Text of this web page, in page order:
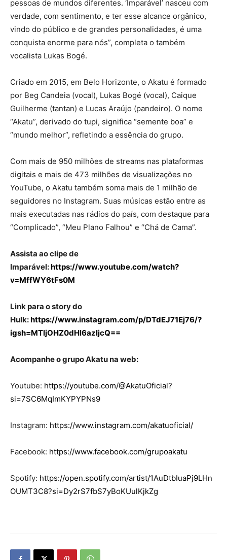
pessoas de mundos diferentes. ‘Imparável’ nasceu com
verdade, com sentimento, e ter esse alcance orgânico,
vindo do público e de grandes personalidades, é uma
conquista enorme para nós”, completa o também
vocalista Lukas Bogé.
Criado em 2015, em Belo Horizonte, o Akatu é formado
por Beg Candeia (vocal), Lukas Bogé (vocal), Caique
Guilherme (tantan) e Lucas Araújo (pandeiro). O nome
“Akatu”, derivado do tupi, significa “semente boa” e
“mundo melhor”, refletindo a essência do grupo.
Com mais de 950 milhões de streams nas plataformas
digitais e mais de 473 milhões de visualizações no
YouTube, o Akatu também soma mais de 1 milhão de
seguidores no Instagram. Suas músicas estão entre as
mais executadas nas rádios do país, com destaque para
“Complicado”, “Meu Plano Falhou” e “Chá de Cama”.
Assista ao clipe de
Imparável:https://www.youtube.com/watch?
v=MffWY6tFs0M
Link para o story do
Hulk:https://www.instagram.com/p/DTdEJ71Ej76/?
igsh=MTljOHZ0dHl6azljcQ==
Acompanhe o grupo Akatu na web:
Youtube: https://youtube.com/@AkatuOficial?
si=7SC6MqImKYPYPNs9
Instagram: https://www.instagram.com/akatuoficial/
Facebook: https://www.facebook.com/grupoakatu
Spotify: https://open.spotify.com/artist/1AuDtbIuaPj9LHn
OUMT3C8?si=Dy2rS7fbS7yBoKUulKjkZg